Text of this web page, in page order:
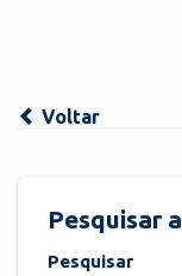
Voltar
Pesquisar
Pesquisar